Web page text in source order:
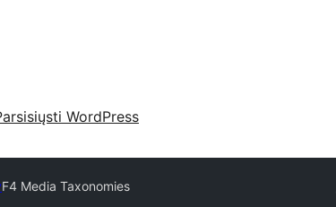
WordPress
F4 Media Taxonomies